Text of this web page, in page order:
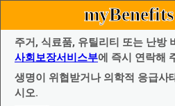
주거, 식료품, 유틸리티 또는 난방
사회보장서비스부에 즉시 연락해
생명이 위협받거나 의학적 응급사
시오.